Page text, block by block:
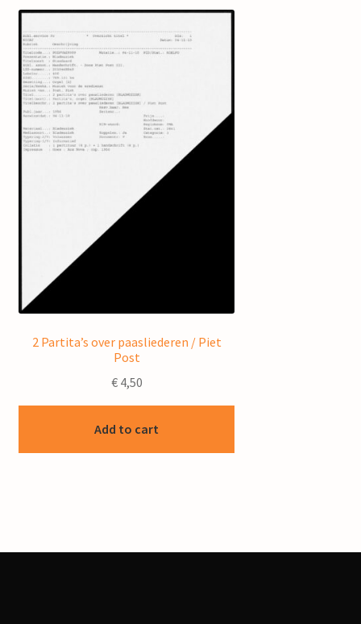
2 Partita’s over paasliederen / Piet
Post
€4,50
Add to cart